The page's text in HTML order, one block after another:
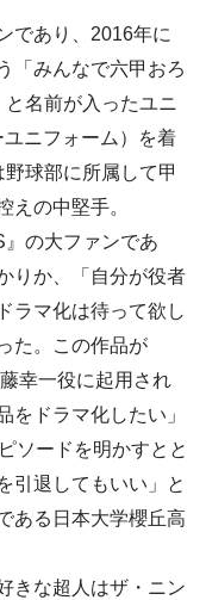
であり、2016年に
「みんなで六甲おろ
名前が入ったユニ
ニフォーム）を着
球部に所属して甲
えの中堅手。
の大ファンであ
りか、「自分が役者
ラマ化は待って欲し
た。この作品が
幸一役に起用され
をドラマ化したい」
ソードを明かすとと
引退してもいい」と
ある日本大学櫻丘高
きな超人はザ・ニン